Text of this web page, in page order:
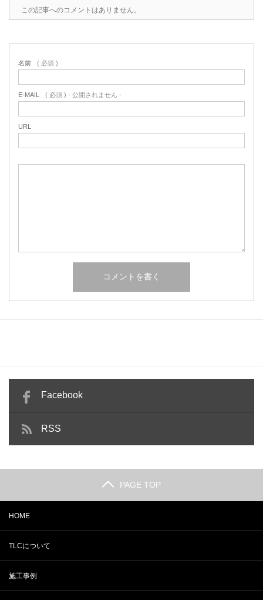
この記事へのコメントはありません。
名前 ( 必須 )
E-MAIL ( 必須 ) - 公開されません -
URL
Facebook
RSS
PAGE TOP
HOME
TLCについて
施工事例